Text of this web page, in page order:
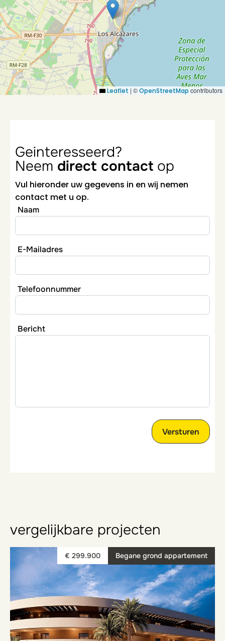
Leaflet | ©OpenStreetMapcontributors
Geinteresseerd?
Neem direct contact op
Vul hieronder uw gegevens in en wij nemen
contact met u op.
Naam
E-Mailadres
Telefoonnummer
Bericht
vergelijkbare projecten
Begane grond appartement
€ 299.900